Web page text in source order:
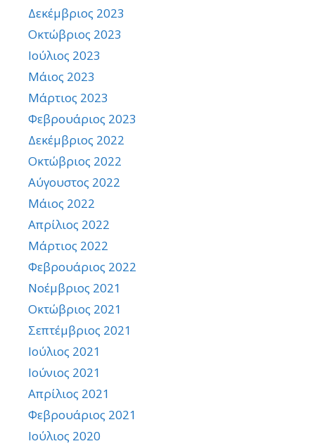
Δεκέμβριος 2023
Οκτώβριος 2023
Ιούλιος 2023
Μάιος 2023
Μάρτιος 2023
Φεβρουάριος 2023
Δεκέμβριος 2022
Οκτώβριος 2022
Αύγουστος 2022
Μάιος 2022
Απρίλιος 2022
Μάρτιος 2022
Φεβρουάριος 2022
Νοέμβριος 2021
Οκτώβριος 2021
Σεπτέμβριος 2021
Ιούλιος 2021
Ιούνιος 2021
Απρίλιος 2021
Φεβρουάριος 2021
Ιούλιος 2020